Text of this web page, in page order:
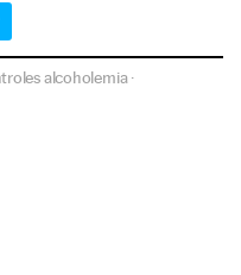
alcoholemia·